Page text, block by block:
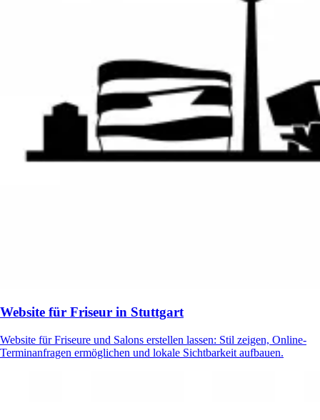
Website für Friseur in Stuttgart
Website für Friseure und Salons erstellen lassen: Stil zeigen, Online-
Terminanfragen ermöglichen und lokale Sichtbarkeit aufbauen.